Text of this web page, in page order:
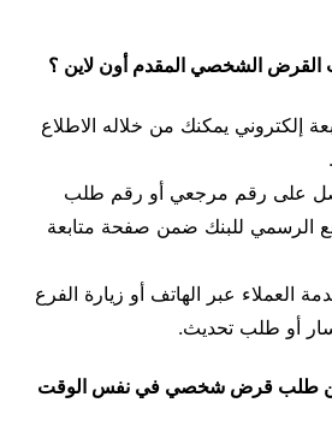
القرض الشخصي المقدم أون لاين ؟
إلكتروني يمكنك من خلاله الاطلاع
على رقم مرجعي أو رقم طلب
الرسمي للبنك ضمن صفحة متابعة
العملاء عبر الهاتف أو زيارة الفرع
أو طلب تحديث.
من طلب قرض شخصي في نفس الوقت